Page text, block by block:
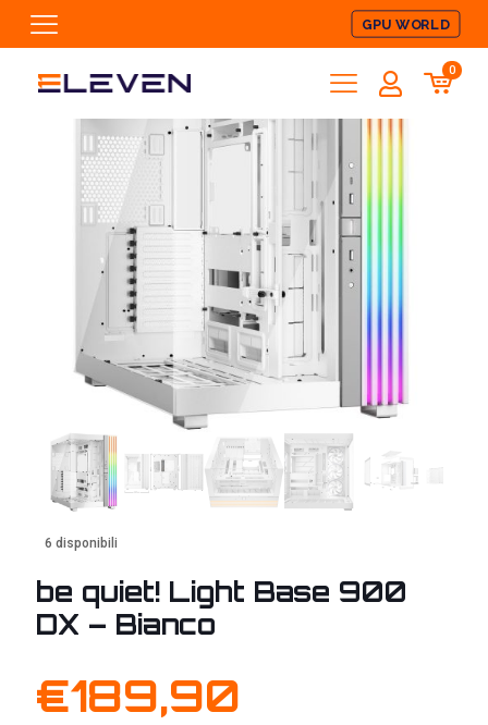
GPU WORLD
0
6 disponibili
be quiet! Light Base 900
DX – Bianco
€189,90